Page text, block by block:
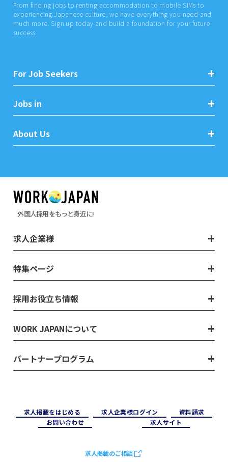
From finding jobs to renting accommodation to mobile SIMs to
experiencing Japanese culture, we have everything you need and
much more. Sign up today and build a foundation for your future
success.
For Job Seekers
Jobs in
About Us
外国人採用をもっと身近に!
求人企業様
特集ページ
採用お役立ち情報
WORK JAPANについて
パートナープログラム
求⼈掲載をはじめる 求⼈企業様ログイン
資料請求
お問い合わせ
求⼈サイト
求人掲載のご相談